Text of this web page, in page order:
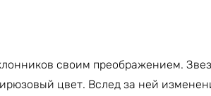
своим преображением.
цвет. Вслед за ней